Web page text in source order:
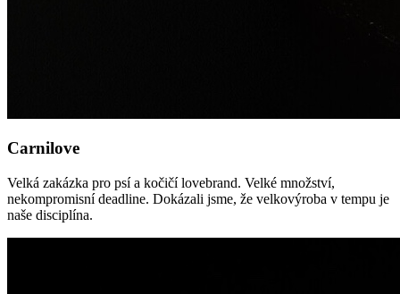
Carnilove
Velká zakázka pro psí a kočičí lovebrand. Velké množství,
nekompromisní deadline. Dokázali jsme, že velkovýroba v tempu je
naše disciplína.